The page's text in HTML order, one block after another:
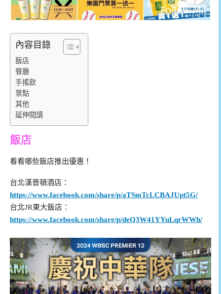
內容目錄
飯店
餐廳
手搖飲
景點
其他
延伸閱讀
飯店
看看哪些飯店推出優惠！
台北漢普頓酒店：
https://www.facebook.com/share/p/aTSmTcLCBAJUpt5G/
台北JR東大飯店：
https://www.facebook.com/share/p/deQ3W41YYuLqrWWh/